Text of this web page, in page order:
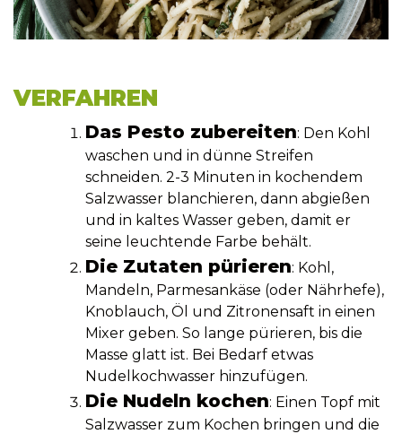
VERFAHREN
Das Pesto zubereiten: Den Kohl
waschen und in dünne Streifen
schneiden. 2-3 Minuten in kochendem
Salzwasser blanchieren, dann abgießen
und in kaltes Wasser geben, damit er
seine leuchtende Farbe behält.
Die Zutaten pürieren: Kohl,
Mandeln, Parmesankäse (oder Nährhefe),
Knoblauch, Öl und Zitronensaft in einen
Mixer geben. So lange pürieren, bis die
Masse glatt ist. Bei Bedarf etwas
Nudelkochwasser hinzufügen.
Die Nudeln kochen: Einen Topf mit
Salzwasser zum Kochen bringen und die